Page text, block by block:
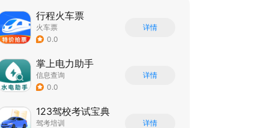
行程火车票
火车票
0.0
详情
掌上电力助手
信息查询
0.0
详情
123驾校考试宝典
驾考培训
详情